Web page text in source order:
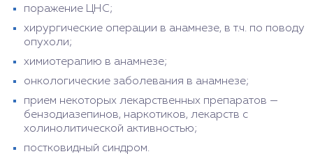
поражение ЦНС;
хирургические операции в анамнезе, в т.ч. по поводу
опухоли;
химиотерапию в анамнезе;
онкологические заболевания в анамнезе;
прием некоторых лекарственных препаратов —
бензодиазепинов, наркотиков, лекарств с
холинолитической активностью;
постковидный синдром.